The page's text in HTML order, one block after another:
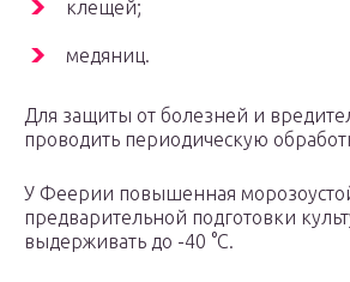
клещей;
медяниц.
Для защиты от болезней и
проводить периодическую
У Феерии повышенная
предварительной подготовки
выдерживать до -40 °C.